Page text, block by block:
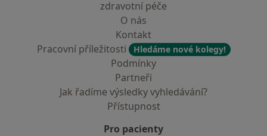
zdravotní péče
O nás
Kontakt
Pracovní příležitosti
Hledáme nové kolegy!
Podmínky
Partneři
Jak řadíme výsledky vyhledávání?
Přístupnost
Pro pacienty